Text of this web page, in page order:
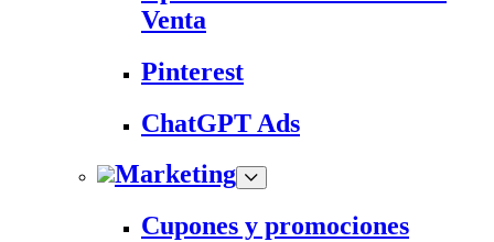
Venta
Pinterest
ChatGPT Ads
Marketing
Cupones y promociones